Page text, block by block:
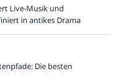
Live-Musik und
in antikes Drama
Die besten